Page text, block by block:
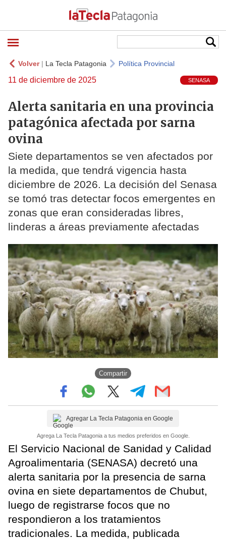
Volver| La Tecla Patagonia Política Provincial
11 de diciembre de 2025 SENASA
Alerta sanitaria en una provincia
patagónica afectada por sarna
ovina
Siete departamentos se ven afectados por
la medida, que tendrá vigencia hasta
diciembre de 2026. La decisión del Senasa
se tomó tras detectar focos emergentes en
zonas que eran consideradas libres,
linderas a áreas previamente afectadas
Compartir
Agregar La Tecla Patagonia en Google
Agrega La Tecla Patagonia a tus medios preferidos en Google.
El Servicio Nacional de Sanidad y Calidad
Agroalimentaria (SENASA) decretó una
alerta sanitaria por la presencia de sarna
ovina en siete departamentos de Chubut,
luego de registrarse focos que no
respondieron a los tratamientos
tradicionales. La medida, publicada